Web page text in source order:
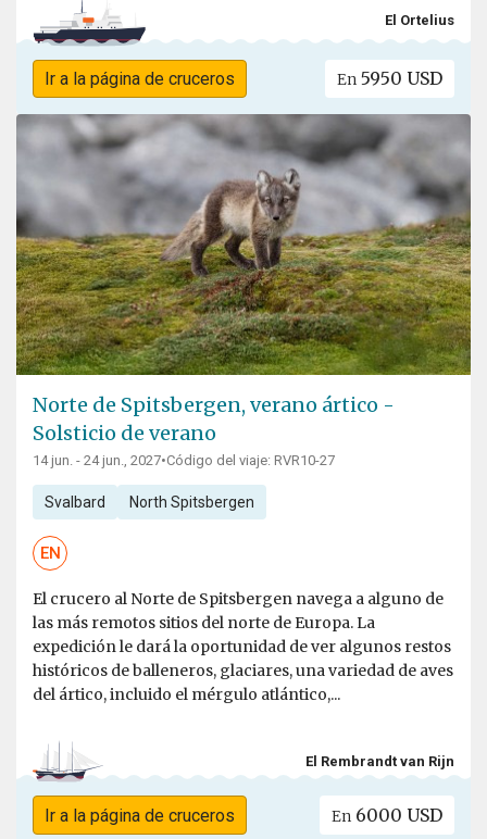
El Ortelius
Ir a la página de cruceros En 5950 USD
Norte de Spitsbergen, verano ártico -
Solsticio de verano
14 jun. - 24 jun., 2027•Código del viaje: RVR10-27
Svalbard North Spitsbergen
EN
El crucero al Norte de Spitsbergen navega a alguno de
las más remotos sitios del norte de Europa. La
expedición le dará la oportunidad de ver algunos restos
históricos de balleneros, glaciares, una variedad de aves
del ártico, incluido el mérgulo atlántico,...
El Rembrandt van Rijn
Ir a la página de cruceros En 6000 USD